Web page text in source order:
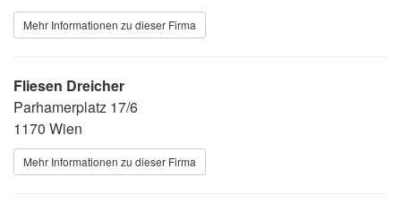
Mehr Informationen zu dieser Firma
Fliesen Dreicher
Parhamerplatz 17/6
1170 Wien
Mehr Informationen zu dieser Firma